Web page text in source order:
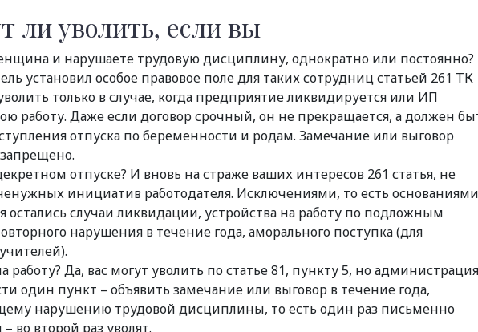
ли уволить, если вы
и нарушаете трудовую дисциплину, однократно или постоянно?
установил особое правовое поле для таких сотрудниц статьей 261 ТК
только в случае, когда предприятие ликвидируется или ИП
работу. Даже если договор срочный, он не прекращается, а должен
отпуска по беременности и родам. Замечание или выговор
отпуске? И вновь на страже ваших интересов 261 статья, не
инициатив работодателя. Исключениями, то есть основаниями
остались случаи ликвидации, устройства на работу по подложным
нарушения в течение года, аморального поступка (для
работу? Да, вас могут уволить по статье 81, пункту 5, но администрация
один пункт – объявить замечание или выговор в течение года,
нарушению трудовой дисциплины, то есть один раз письменно
во второй раз уволят.